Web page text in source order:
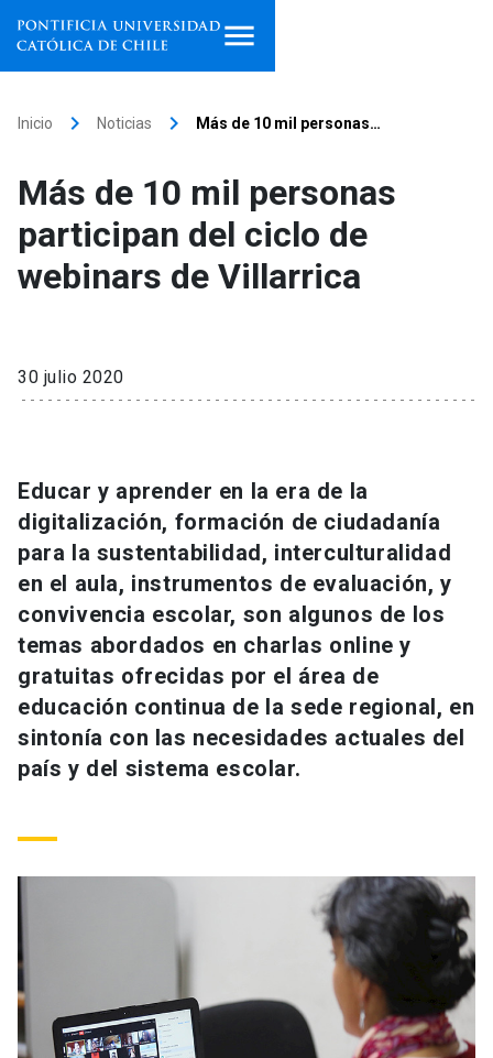
Facultades, escuelas e
institutos
Investigación
Extensión
Universidad
Información para keyboard_arrow_down
Futuros estudiantes
Estudiantes
Académicos
Personal
Alumni
Go to english site launch
ACCESOS DIRECTOS
Admisión launch
Mi Cuenta UC launch
Inicio keyboard_arrow_right Noticias keyboard_arrow_right Más de 10 mil personas…
Más de 10 mil personas
participan del ciclo de
webinars de Villarrica
30 julio 2020
Educar y aprender en la era de la
digitalización, formación de ciudadanía
para la sustentabilidad, interculturalidad
en el aula, instrumentos de evaluación, y
convivencia escolar, son algunos de los
temas abordados en charlas online y
gratuitas ofrecidas por el área de
educación continua de la sede regional, en
sintonía con las necesidades actuales del
país y del sistema escolar.